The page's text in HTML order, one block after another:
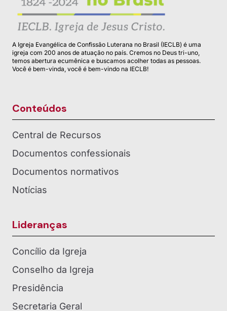
A Igreja Evangélica de Confissão Luterana no Brasil (IECLB) é uma
igreja com 200 anos de atuação no país. Cremos no Deus tri-uno,
temos abertura ecumênica e buscamos acolher todas as pessoas.
Você é bem-vinda, você é bem-vindo na IECLB!
Conteúdos
Central de Recursos
Documentos confessionais
Documentos normativos
Notícias
Lideranças
Concílio da Igreja
Conselho da Igreja
Presidência
Secretaria Geral